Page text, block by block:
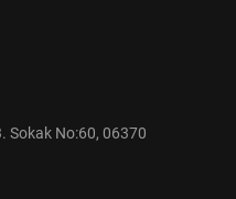
Sokak No:60, 06370